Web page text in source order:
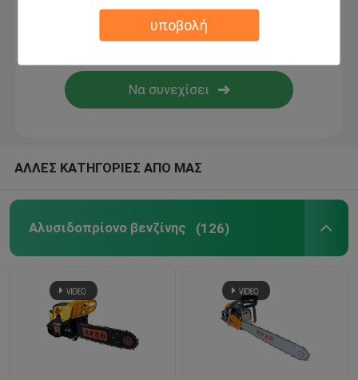
υποβολή
Θεριστής χορτοταπήτων
Ανεμιστήρας φύλλων και χιονιού
ΑΛΛΕΣ ΚΑΤΗΓΟΡΙΕΣ ΑΠΟ ΜΑΣ
Αλυσιδοπρίονο βενζίνης (126)